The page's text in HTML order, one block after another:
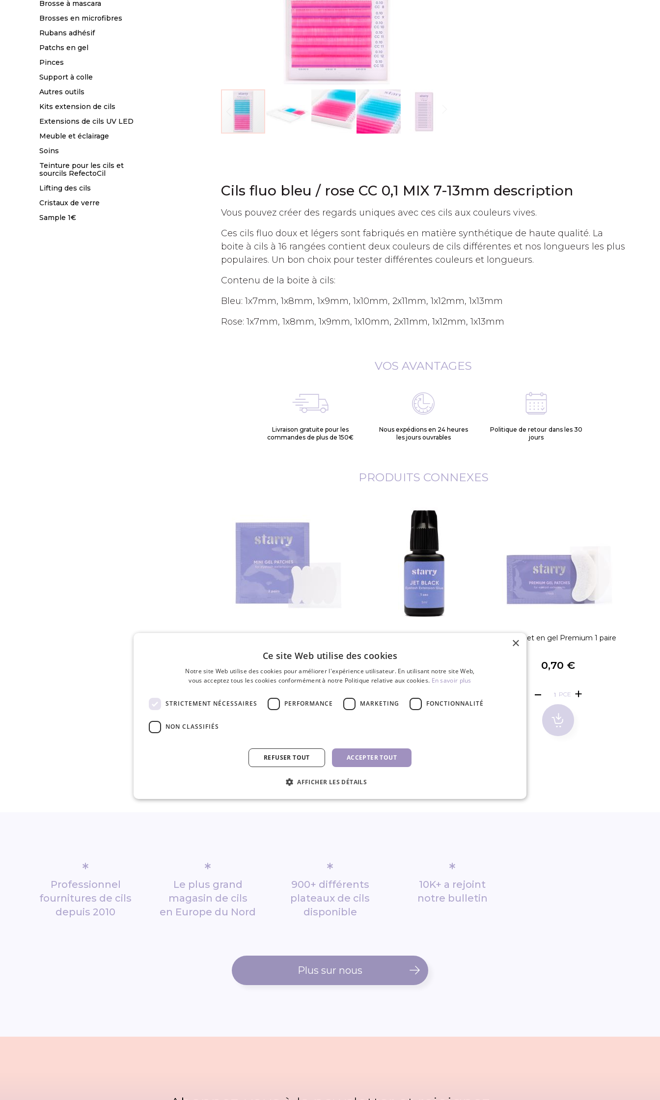
Brosse à mascara
Brosses en microfibres
Rubans adhésif
Patchs en gel
Pinces
Support à colle
Autres outils
Kits extension de cils
Extensions de cils UV LED
Meuble et éclairage
Soins
Teinture pour les cils et
sourcils RefectoCil
Lifting des cils
Cristaux de verre
Sample 1€
la
Galerie
d’images
Cils fluo bleu / rose CC 0,1 MIX 7-13mm description
Vous pouvez créer des regards uniques avec ces cils aux couleurs vives.
Ces cils fluo doux et légers sont fabriqués en matière synthétique de haute qualité. La
boite à cils à 16 rangées contient deux couleurs de cils différentes et nos longueurs les plus
populaires. Un bon choix pour tester différentes couleurs et longueurs.
Contenu de la boite à cils:
Bleu: 1x7mm, 1x8mm, 1x9mm, 1x10mm, 2x11mm, 1x12mm, 1x13mm
Rose: 1x7mm, 1x8mm, 1x9mm, 1x10mm, 2x11mm, 1x12mm, 1x13mm
VOS AVANTAGES
Livraison gratuite pour les
commandes de plus de 150€
Nous expédions en 24 heures
les jours ouvrables
Politique de retour dans les 30
jours
PRODUITS CONNEXES
Coussinet en gel Premium 1 paire
0,70 €
PCE
*
Professionnel
fournitures de cils
depuis 2010
*
Le plus grand
magasin de cils
en Europe du Nord
*
900+ différents
plateaux de cils
disponible
*
10K+ a rejoint
notre bulletin
Plus sur nous
×
Ce site Web utilise des cookies
Notre site Web utilise des cookies pour améliorer l'expérience utilisateur. En utilisant notre site Web,
vous acceptez tous les cookies conformément à notre Politique relative aux cookies. En savoir plus
STRICTEMENT NÉCESSAIRES PERFORMANCE MARKETING FONCTIONNALITÉ
NON CLASSIFIÉS
ACCEPTER TOUT
REFUSER TOUT
AFFICHER LES DÉTAILS